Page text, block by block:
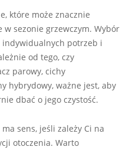
które może znacznie
w sezonie grzewczym. Wybór
potrzeb i
od tego, czy
parowy, cichy
hybrydowy, ważne jest, aby
dbać o jego czystość.
sens, jeśli zależy Ci na
otoczenia. Warto